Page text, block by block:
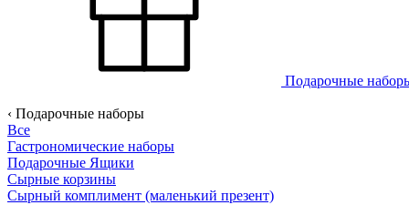
Подарочные
‹ Подарочные наборы
Все
Гастрономические наборы
Подарочные Ящики
Сырные корзины
Сырный комплимент (маленький презент)